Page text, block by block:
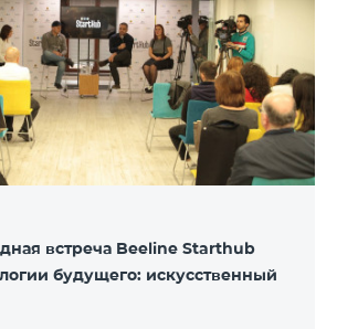
встреча Beeline Starthub
будущего: искусственный